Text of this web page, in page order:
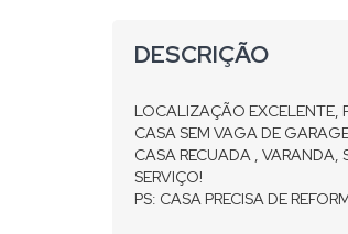
DESCRIÇÃO
LOCALIZAÇÃO EXCELENTE,
CASA SEM VAGA DE
CASA RECUADA ,
SERVIÇO!
PS: CASA PRECISA DE